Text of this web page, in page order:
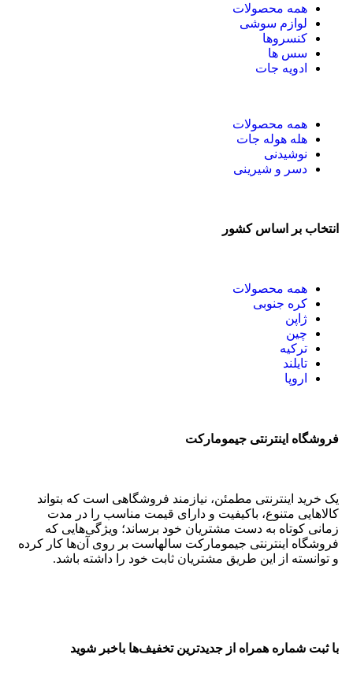
همه محصولات
لوازم سوشی
کنسروها
سس ها
ادویه جات
همه محصولات
هله هوله جات
نوشیدنی
دسر و شیرینی
انتخاب بر اساس کشور
همه محصولات
کره جنوبی
ژاپن
چین
ترکیه
تایلند
اروپا
فروشگاه اینترنتی جیمومارکت
یک خرید اینترنتی مطمئن، نیازمند فروشگاهی است که بتواند
کالاهایی متنوع، باکیفیت و دارای قیمت مناسب را در مدت
زمانی کوتاه به دست مشتریان خود برساند؛ ویژگی‌هایی که
فروشگاه اینترنتی جیمومارکت سالهاست بر روی آن‌ها کار کرده
و توانسته از این طریق مشتریان ثابت خود را داشته باشد.
با ثبت شماره همراه از جدید‌ترین تخفیف‌ها با‌خبر شوید